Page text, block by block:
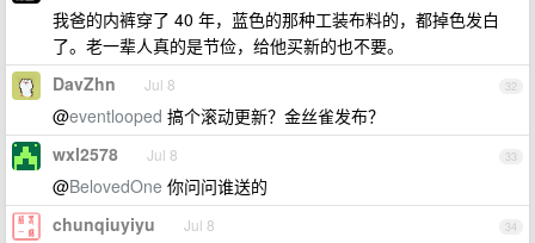
我爸的内裤穿了 40 年，蓝色的那种工装布料的，都掉色发白
了。老一辈人真的是节俭，给他买新的也不要。
32
DavZhn Jul 8
@eventlooped 搞个滚动更新？金丝雀发布？
33
wxl2578 Jul 8
@BelovedOne 你问问谁送的
34
chunqiuyiyu Jul 8